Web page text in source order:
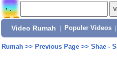
Video Rumah Populer Videos
Rumah>> Previous Page>> Shae -